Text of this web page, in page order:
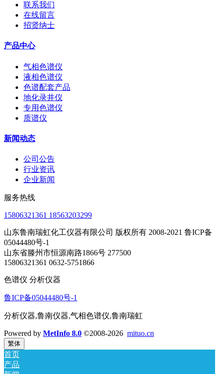
联系我们
在线留言
招贤纳士
产品中心
气相色谱仪
液相色谱仪
色谱配套产品
地化录井仪
专用色谱仪
质谱仪
新闻动态
公司公告
行业资讯
企业新闻
服务热线
15806321361 18563203299
山东鲁南瑞虹化工仪器有限公司 版权所有 2008-2021 鲁ICP备
05044480号-1
山东省滕州市恒源南路1866号 277500
15806321361 0632-5751866
色谱仪 分析仪器
鲁ICP备05044480号-1
分析仪器,鲁南仪器,气相色谱仪,鲁南瑞虹
Powered by MetInfo 8.0 ©2008-2026 mituo.cn
繁体
首页
产品